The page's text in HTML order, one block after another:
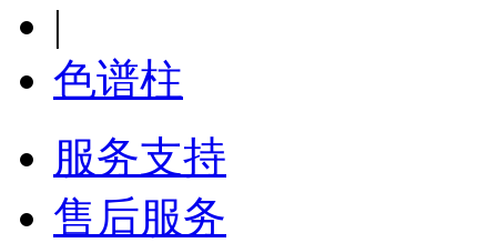
|
色谱柱
服务支持
售后服务